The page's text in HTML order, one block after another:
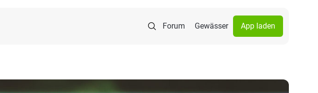
Forum Gewässer App laden